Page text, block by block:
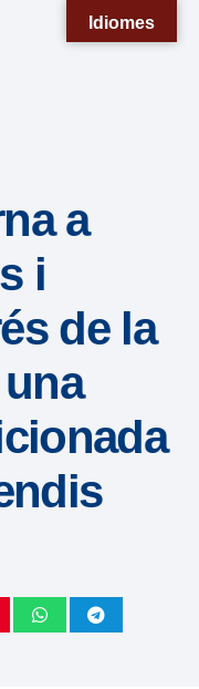
a
i
de la
Idiomes